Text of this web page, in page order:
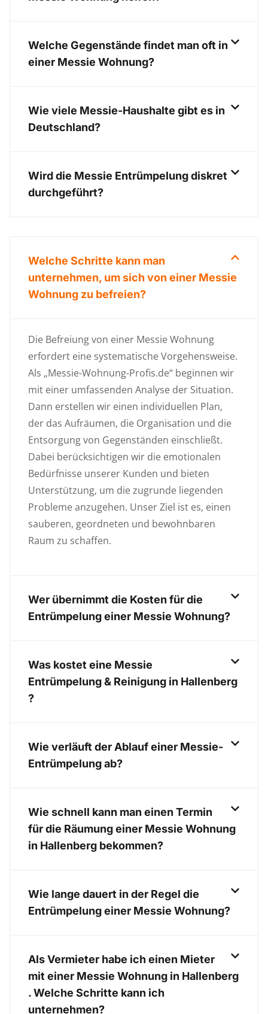
Welche Gegenstände findet man oft in
einer Messie Wohnung?
Wie viele Messie-Haushalte gibt es in
Deutschland?
Wird die Messie Entrümpelung diskret
durchgeführt?
Welche Schritte kann man
unternehmen, um sich von einer Messie
Wohnung zu befreien?
Die Befreiung von einer Messie Wohnung
erfordert eine systematische Vorgehensweise.
Als „Messie-Wohnung-Profis.de“ beginnen wir
mit einer umfassenden Analyse der Situation.
Dann erstellen wir einen individuellen Plan,
der das Aufräumen, die Organisation und die
Entsorgung von Gegenständen einschließt.
Dabei berücksichtigen wir die emotionalen
Bedürfnisse unserer Kunden und bieten
Unterstützung, um die zugrunde liegenden
Probleme anzugehen. Unser Ziel ist es, einen
sauberen, geordneten und bewohnbaren
Raum zu schaffen.
Wer übernimmt die Kosten für die
Entrümpelung einer Messie Wohnung?
Was kostet eine Messie
Entrümpelung & Reinigung in Hallenberg
?
Wie verläuft der Ablauf einer Messie-
Entrümpelung ab?
Wie schnell kann man einen Termin
für die Räumung einer Messie Wohnung
in Hallenberg bekommen?
Wie lange dauert in der Regel die
Entrümpelung einer Messie Wohnung?
Als Vermieter habe ich einen Mieter
mit einer Messie Wohnung in Hallenberg
. Welche Schritte kann ich
unternehmen?